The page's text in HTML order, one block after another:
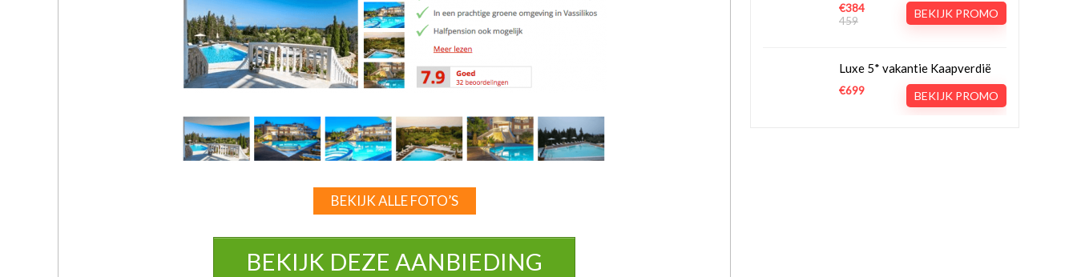
BEKIJK ALLE FOTO’S
BEKIJK DEZE AANBIEDING
€384
459
BEKIJK PROMO
Luxe 5* vakantie Kaapverdië
€699 BEKIJK PROMO